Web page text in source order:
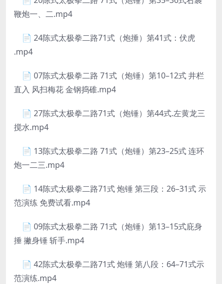
鞭炮一、二.mp4
📄 24陈式太极拳二路71式（炮捶）第41式：伏虎
.mp4
📄 07陈式太极拳二路 71式（炮锤）第10–12式 井栏
直入 风扫梅花 金钢捣碓.mp4
📄 27陈式太极拳二路71式（炮锤）第44式.左黄龙三
搅水.mp4
📄 13陈式太极拳二路 71式（炮锤）第23–25式 连环
炮一二三.mp4
📄 14陈式太极拳二路71式 炮锤 第三段：26–31式 示
范演练 免费试看.mp4
📄 09陈式太极拳二路 71式（炮锤）第13–15式庇身
捶 撇身锤 斩手.mp4
📄 42陈式太极拳二路71式 炮锤 第八段：64–71式示
范演练.mp4